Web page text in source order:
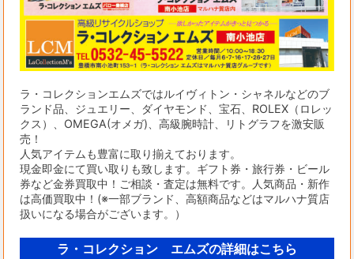
ラ・コレクションエムズではルイヴィトン・シャネルなどのブ
ランド品、ジュエリー、ダイヤモンド、宝石、ROLEX（ロレッ
クス）、OMEGA(オメガ)、高級腕時計、リトグラフを激安販
売！
人気アイテムも豊富に取り揃えております。
現金即金にて買い取りも致します。ギフト券・旅行券・ビール
券など金券買取中！ご相談・査定は無料です。人気商品・新作
は高価買取中！(※一部ブランド、高額商品などはマルハナ質店
扱いになる場合がございます。）
ラ・コレクション エムズの詳細はこちら